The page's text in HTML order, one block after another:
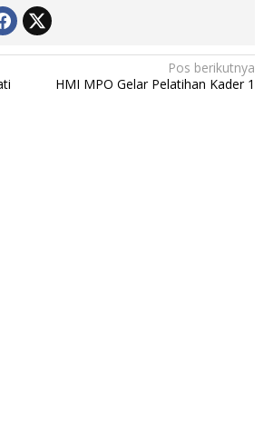
Pos berikutnya
HMI MPO Gelar Pelatihan Kader 1